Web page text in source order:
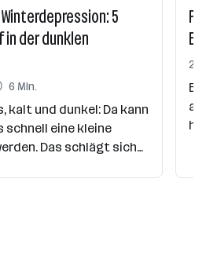
5
in der dunklen
6 Min.
kalt und dunkel: Da kann
schnell eine kleine
Das schlägt sich
25.